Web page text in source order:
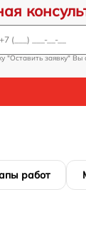
"Оставить заявку" Вы
работ